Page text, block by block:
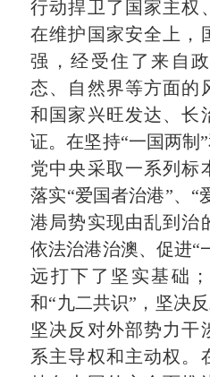
行动捍卫了国家主权
在维护国家安全上，
强，经受住了来自
态、自然界等方面的
和国家兴旺发达、长
证。在坚持“一国两制
党中央采取一系列标
落实“爱国者治港”、“
港局势实现由乱到治
依法治港治澳、促进“
远打下了坚实基础
和“九二共识”，坚决
坚决反对外部势力干
系主导权和主动权。